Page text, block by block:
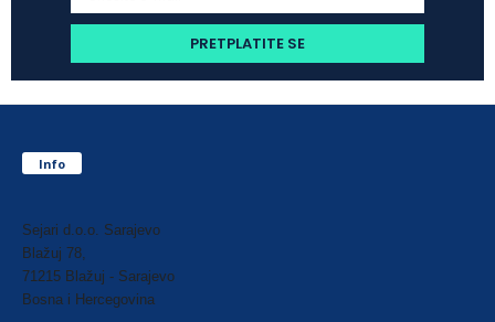
Info
Sejari d.o.o. Sarajevo
Blažuj 78,
71215 Blažuj - Sarajevo
Bosna i Hercegovina